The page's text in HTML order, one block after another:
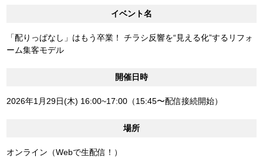
イベント名
「配りっぱなし」はもう卒業！ チラシ反響を“見える化”するリフォ
ーム集客モデル
開催日時
2026年1月29日(木) 16:00~17:00（15:45〜配信接続開始）
場所
オンライン（Webで生配信！）